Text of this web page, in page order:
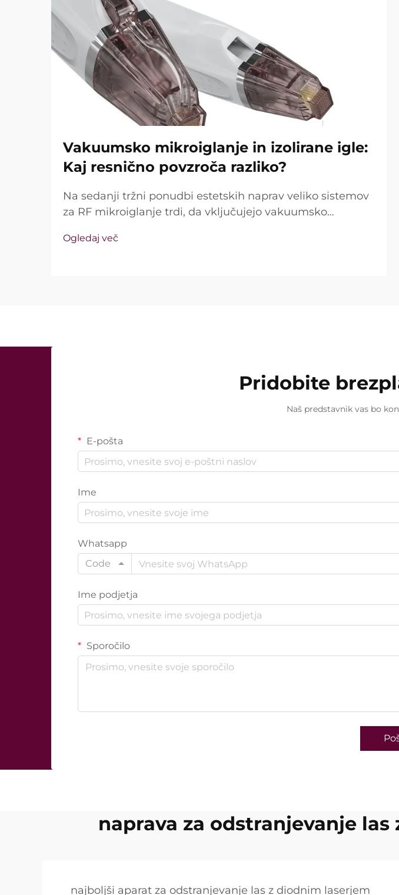
Vakuumsko mikroiglanje in izolirane igle:
Kaj resnično povzroča razliko?
Na sedanji tržni ponudbi estetskih naprav veliko sistemov
za RF mikroiglanje trdi, da vključujejo vakuumsko
te funkcije sploh obstajajo, temveč kako natančno delujejo
Ogledaj več
Pridobite
Naš predstavnik vas bo
E-pošta
Ime
Whatsapp
Code
Ime podjetja
Sporočilo
naprava za odstranjevanje
najboljši aparat za odstranjevanje las z diodnim laserjem